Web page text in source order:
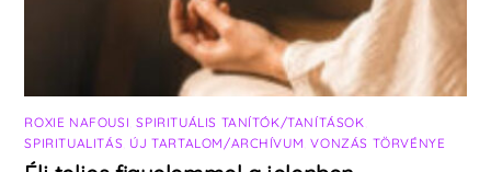
ROXIE NAFOUSI ,SPIRITUÁLIS TANÍTÓK/TANÍTÁSOK
SPIRITUALITÁS ÚJ TARTALOM/ARCHÍVUM ,VONZÁS TÖRVÉNYE